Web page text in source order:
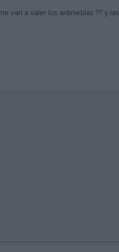
van a valer los antinieblas ?? y las